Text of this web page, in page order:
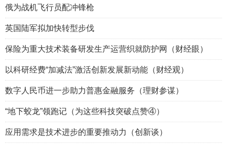
俄为战机飞行员配冲锋枪
英国陆军拟加快转型步伐
保险为重大技术装备研发生产运营织就防护网（财经眼）
以科研经费“加减法”激活创新发展新动能（财经观）
数字人民币进一步助力普惠金融服务（理财参谋）
“地下蛟龙”领跑记（为这些科技突破点赞④）
应用需求是技术进步的重要推动力（创新谈）